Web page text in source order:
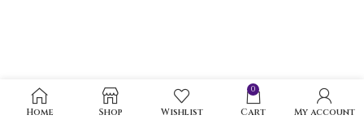
Home Shop Wishlist
0
Cart My account